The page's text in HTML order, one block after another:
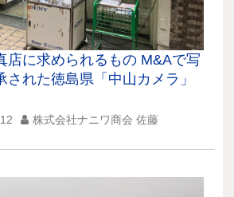
店に求められるもの M&Aで写
された徳島県「中山カメラ」
株式会社ナニワ商会 佐藤